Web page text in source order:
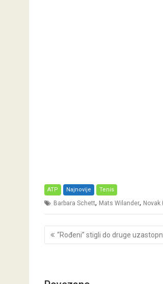
ATP Najnovije Tenis
Barbara Schett, Mats Wilander, Novak
Post
navigation
“Rođeni” stigli do druge